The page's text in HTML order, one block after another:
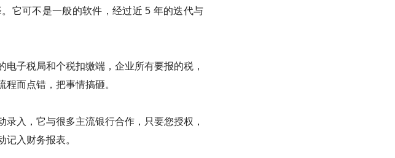
它可不是一般的软件，经过近 5 年的迭代与
子税局和个税扣缴端，企业所有要报的税，
而点错，把事情搞砸。
入，它与很多主流银行合作，只要您授权，
入财务报表。